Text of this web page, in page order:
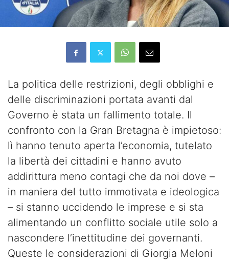
La politica delle restrizioni, degli obblighi e
delle discriminazioni portata avanti dal
Governo è stata un fallimento totale. Il
confronto con la Gran Bretagna è impietoso:
lì hanno tenuto aperta l’economia, tutelato
la libertà dei cittadini e hanno avuto
addirittura meno contagi che da noi dove –
in maniera del tutto immotivata e ideologica
– si stanno uccidendo le imprese e si sta
alimentando un conflitto sociale utile solo a
nascondere l’inettitudine dei governanti.
Queste le considerazioni di Giorgia Meloni